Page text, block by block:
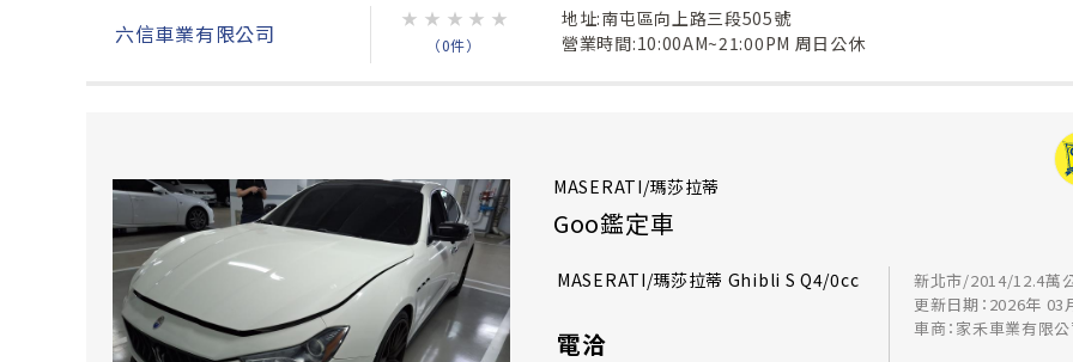
六信車業有限公司
★ ★ ★ ★ ★
（0件）
地址:南屯區向上路三段505號
營業時間:10:00AM~21:00PM 周日公休
MASERATI/瑪莎拉蒂
Goo鑑定車
MASERATI/瑪莎拉蒂 Ghibli S Q4/0cc
電洽
新北市/2014/12.4萬
更新日期：2026年 03
車商：家禾車業有限